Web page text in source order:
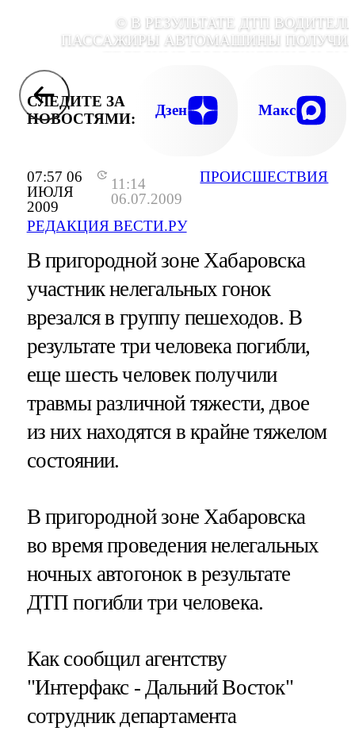
07:57 06
ИЮЛЯ
2009
11:14
06.07.2009
РЕДАКЦИЯ ВЕСТИ.РУ
ПРОИСШЕСТВИЯ
© В РЕЗУЛЬТАТЕ ДТП
ПАССАЖИРЫ АВТОМАШИНЫ
СЛЕДИТЕ ЗА
НОВОСТЯМИ:
Дзен Макс
В пригородной зоне Хабаровска
участник нелегальных гонок
врезался в группу пешеходов. В
результате три человека погибли,
еще шесть человек получили
травмы различной тяжести, двое
из них находятся в крайне тяжелом
состоянии.
В пригородной зоне Хабаровска
во время проведения нелегальных
ночных автогонок в результате
ДТП погибли три человека.
Как сообщил агентству
"Интерфакс - Дальний Восток"
сотрудник департамента